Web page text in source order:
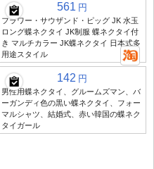
561 円
フラワー・サウザンド・ピッグ JK 水玉
ロング蝶ネクタイ JK制服 蝶ネクタイ付
き マルチカラー JK蝶ネクタイ 日本式多
用途スタイル
142 円
男性用蝶ネクタイ、グルームズマン、バ
ーガンディ色の黒い蝶ネクタイ、フォー
マルシャツ、結婚式、赤い韓国の蝶ネク
タイガール